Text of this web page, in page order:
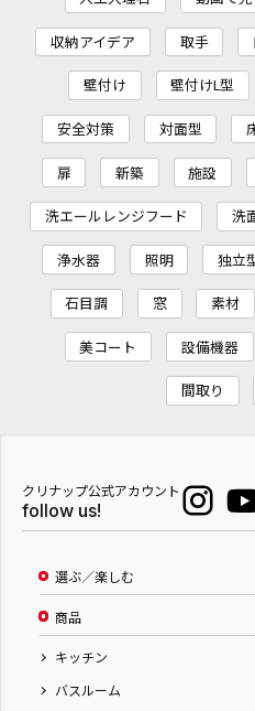
収納アイデア 取手
壁付け 壁付けL型
安全対策 対面型
扉 新築 施設
洗エールレンジフード 洗
浄水器 照明 独立
石目調 窓 素材
美コート 設備機器
間取り
クリナップ公式アカウント
follow us!
選ぶ／楽しむ
商品
キッチン
バスルーム